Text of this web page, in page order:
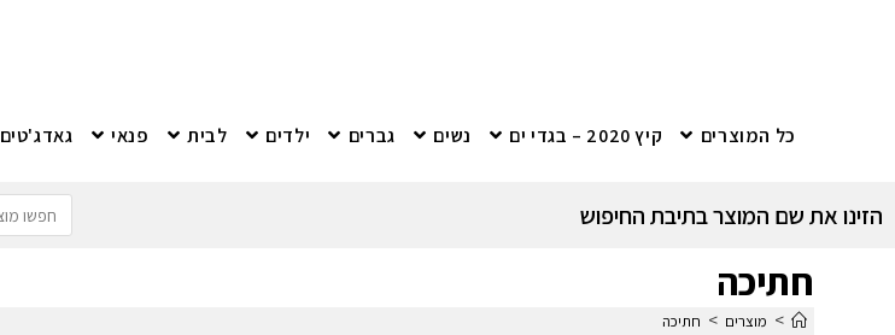
כל המוצרים קיץ 2020 – בגדי ים נשים גברים ילדים לבית פנאי גאדג'טים
הזינו את שם המוצר בתיבת החיפוש
חתיכה
> מוצרים > חתיכה